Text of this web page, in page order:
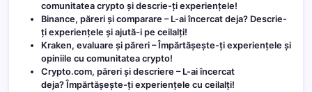
comunitatea crypto și descrie-ți experiențele!
Binance, păreri și comparare – L-ai încercat deja? Descrie-
ți experiențele și ajută-i pe ceilalți!
Kraken, evaluare și păreri – Împărtășește-ți experiențele și
opiniile cu comunitatea crypto!
Crypto.com, păreri și descriere – L-ai încercat
deja? Împărtășește-ți experiențele cu ceilalți!